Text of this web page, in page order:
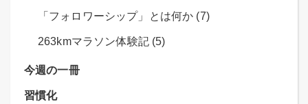
「フォロワーシップ」とは何か (7)
263kmマラソン体験記 (5)
今週の一冊
習慣化